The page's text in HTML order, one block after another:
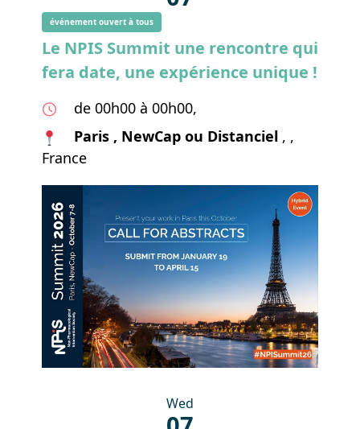
événement ouvert à tous
Le NPIS Summit une rencontre qui
fera date, une expérience unique !
de 00h00 à 00h00,
Paris , NewCap ou Distanciel , ,
France
Wed